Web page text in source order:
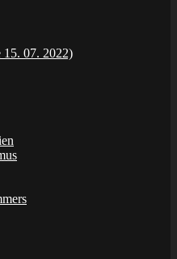
15. 07. 2022)